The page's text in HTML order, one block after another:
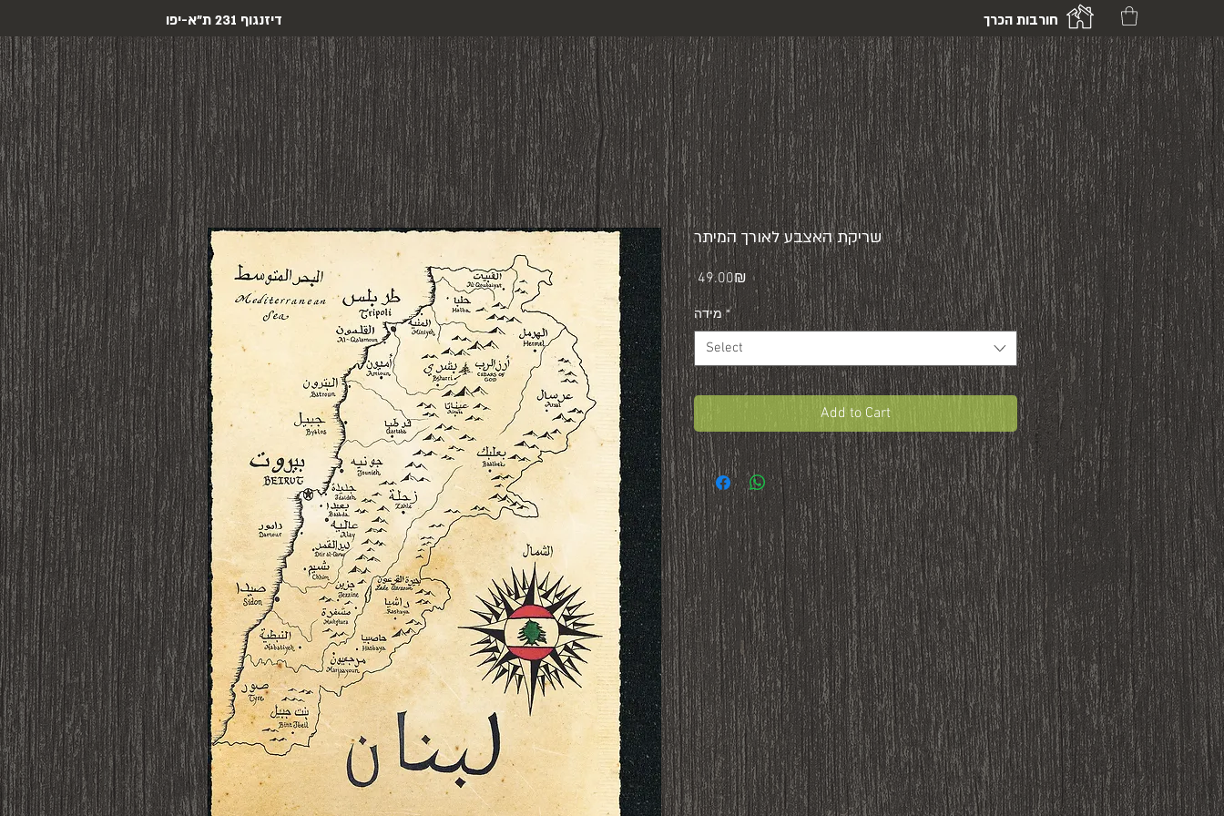
דיזנגוף 231 ת"א-יפו חורבות הכרך
שריקת האצבע לאורך המיתר
‏49.00 ‏₪Price
מידה *
Select
Add to Cart